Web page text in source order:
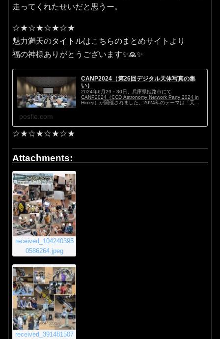
走ってくれたせいだと思うー。
☆★☆★☆★☆★
魅力満天のタイトルはこちらのまとめサイトより
福の神様ありがとうございます✨🙏✨
CANP2024（第26回デジタル天体写真の集
い）
2024年6月29・30日、兵庫県姫路市にて
CANP2024（CCD Astronomy Network Party 2024 in
Himeji）が開催されました。2024年のテーマは「天体
posfie.com
☆★☆★☆★☆★
Attachments:
received_104240395
0586264.jpeg
received_391481507